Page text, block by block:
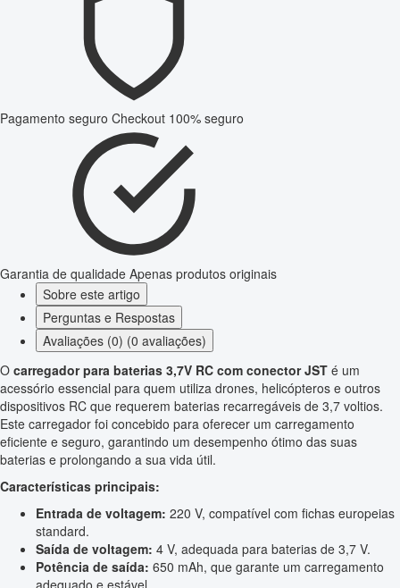
Pagamento seguro Checkout 100% seguro
Garantia de qualidade Apenas produtos originais
Sobre este artigo
Perguntas e Respostas
Avaliações (0) (0 avaliações)
O carregador para baterias 3,7V RC com conector JST é um
acessório essencial para quem utiliza drones, helicópteros e outros
dispositivos RC que requerem baterias recarregáveis de 3,7 voltios.
Este carregador foi concebido para oferecer um carregamento
eficiente e seguro, garantindo um desempenho ótimo das suas
baterias e prolongando a sua vida útil.
Características principais:
Entrada de voltagem: 220 V, compatível com fichas europeias
standard.
Saída de voltagem: 4 V, adequada para baterias de 3,7 V.
Potência de saída: 650 mAh, que garante um carregamento
adequado e estável.